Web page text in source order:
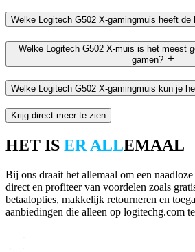
Welke Logitech G502 X-gamingmuis heeft de
Welke Logitech G502 X-muis is het meest
gamen?
Welke Logitech G502 X-gamingmuis kun je
Krijg direct meer te zien
HET IS ER ALLEMAAL
Bij ons draait het allemaal om een
direct en profiteer van voordelen zoals
betaalopties, makkelijk retourneren en
aanbiedingen die alleen op logitechg.com